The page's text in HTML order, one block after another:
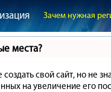
Зачем нужная
места?
свой сайт, но не
на увеличение его